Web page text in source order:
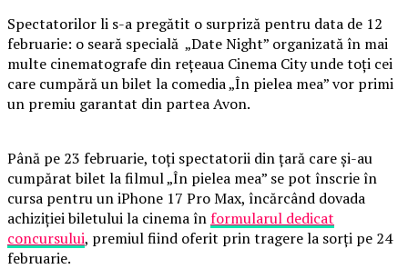
Spectatorilor li s-a pregătit o surpriză pentru data de 12
februarie: o seară specială „Date Night” organizată în mai
multe cinematografe din rețeaua Cinema City unde toți cei
care cumpără un bilet la comedia „În pielea mea” vor primi
un premiu garantat din partea Avon.
Până pe 23 februarie, toți spectatorii din țară care și-au
cumpărat bilet la filmul „În pielea mea” se pot înscrie în
cursa pentru un iPhone 17 Pro Max, încărcând dovada
achiziției biletului la cinema înformularul dedicat
concursului, premiul fiind oferit prin tragere la sorți pe 24
februarie.